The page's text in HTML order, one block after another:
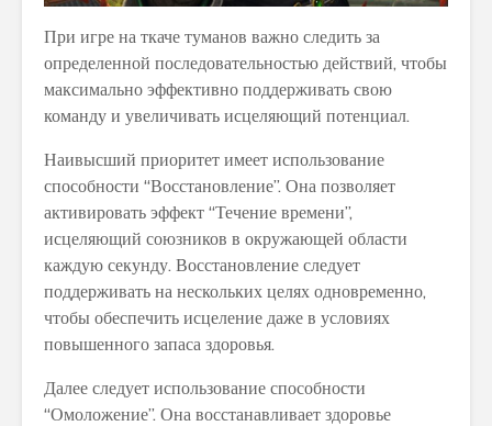
При игре на ткаче туманов важно следить за
определенной последовательностью действий, чтобы
максимально эффективно поддерживать свою
команду и увеличивать исцеляющий потенциал.
Наивысший приоритет имеет использование
способности “Восстановление”. Она позволяет
активировать эффект “Течение времени”,
исцеляющий союзников в окружающей области
каждую секунду. Восстановление следует
поддерживать на нескольких целях одновременно,
чтобы обеспечить исцеление даже в условиях
повышенного запаса здоровья.
Далее следует использование способности
“Омоложение”. Она восстанавливает здоровье